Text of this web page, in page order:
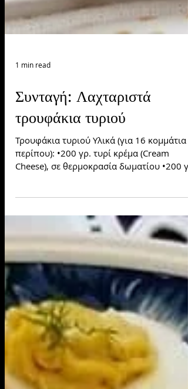
1 min read
Συνταγή: Λαχταριστά
τρουφάκια τυριού
Τρουφάκια τυριού Υλικά (για 16 κομμάτια
Cheese), σε θερμοκρασία δωματίου •200
(1 συνηθισμένη...